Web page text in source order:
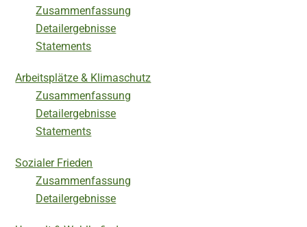
Zusammenfassung
Detailergebnisse
Statements
Arbeitsplätze & Klimaschutz
Zusammenfassung
Detailergebnisse
Statements
Sozialer Frieden
Zusammenfassung
Detailergebnisse